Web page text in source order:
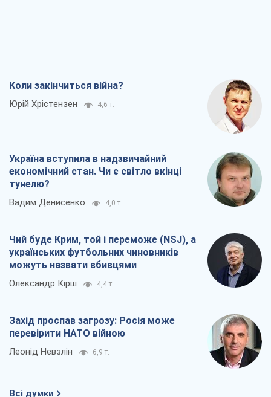
Коли закінчиться війна?
Юрій Хрістензен 4,6 т.
Україна вступила в надзвичайний
економічний стан. Чи є світло вкінці
тунелю?
Вадим Денисенко 4,0 т.
Чий буде Крим, той і переможе (NSJ), а
українських футбольних чиновників
можуть назвати вбивцями
Олександр Кірш 4,4 т.
Захід проспав загрозу: Росія може
перевірити НАТО війною
Леонід Невзлін 6,9 т.
Всі думки